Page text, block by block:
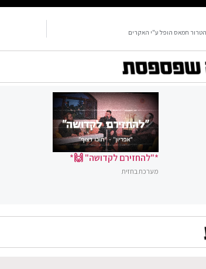
חמאס הופל ע"י האקרים
*"להחזירם לקדושה" 🙌*
מערכת בחזית